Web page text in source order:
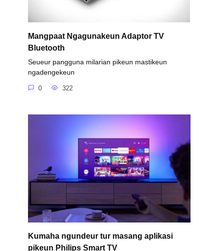
Mangpaat Ngagunakeun Adaptor TV
Bluetooth
Seueur pangguna milarian pikeun mastikeun
ngadengekeun
0 322
Kumaha ngundeur tur masang aplikasi
pikeun Philips Smart TV